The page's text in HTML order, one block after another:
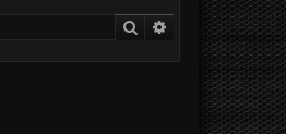
Поиск Расширенный